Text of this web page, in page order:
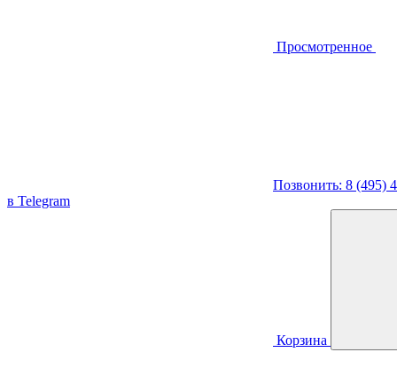
Просмотренное
Позвонить: 8 (495)
в Telegram
Корзина